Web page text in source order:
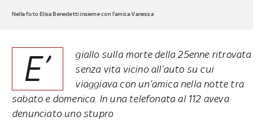
Nella foto Elisa Benedetti insieme con l'amica Vanessa
E’
giallo sulla morte della 25enne ritrovata
senza vita vicino all’auto su cui
viaggiava con un’amica nella notte tra
sabato e domenica. In una telefonata al 112 aveva
denunciato uno stupro